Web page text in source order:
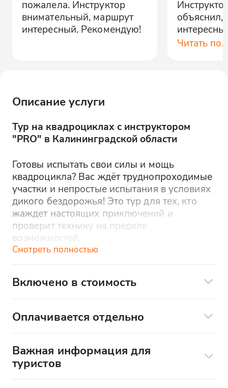
пожалела. Инструктор
внимательный, маршрут
интересный. Рекомендую!
объяснил,
Читать
Описание услуги
Тур на квадроциклах с инструктором
"PRO" в Калининградской области
Готовы испытать свои силы и мощь
квадроцикла? Вас ждёт труднопроходимые
участки и непростые испытания в условиях
дикого бездорожья! Это тур для тех, кто
жаждет настоящих приключений и
проверит технику на пределе
возможностей.
Программа:
непредвиденные трудности для любителей
Остановка на ланч в середине пути.
Смотреть полностью
Включено в стоимость
брать нельзя)
Инструктаж по вождению
Защитная экипировка (защитные
Оплачивается отдельно
Важная информация для
туристов